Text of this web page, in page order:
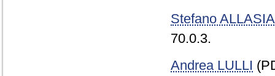
Stefano ALLASIA
70.0.3.
Andrea LULLI